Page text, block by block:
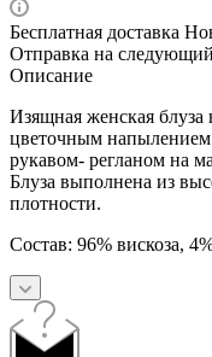
Бесплатная доставка
Отправка на
Описание
Изящная женская
цветочным
рукавом- регланом на
Блуза выполнена из
плотности.
Состав: 96% вискоза,